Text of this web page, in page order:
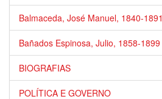
Balmaceda, José Manuel, 1840-1891
Bañados Espinosa, Julio, 1858-1899
BIOGRAFIAS
POLÍTICA E GOVERNO